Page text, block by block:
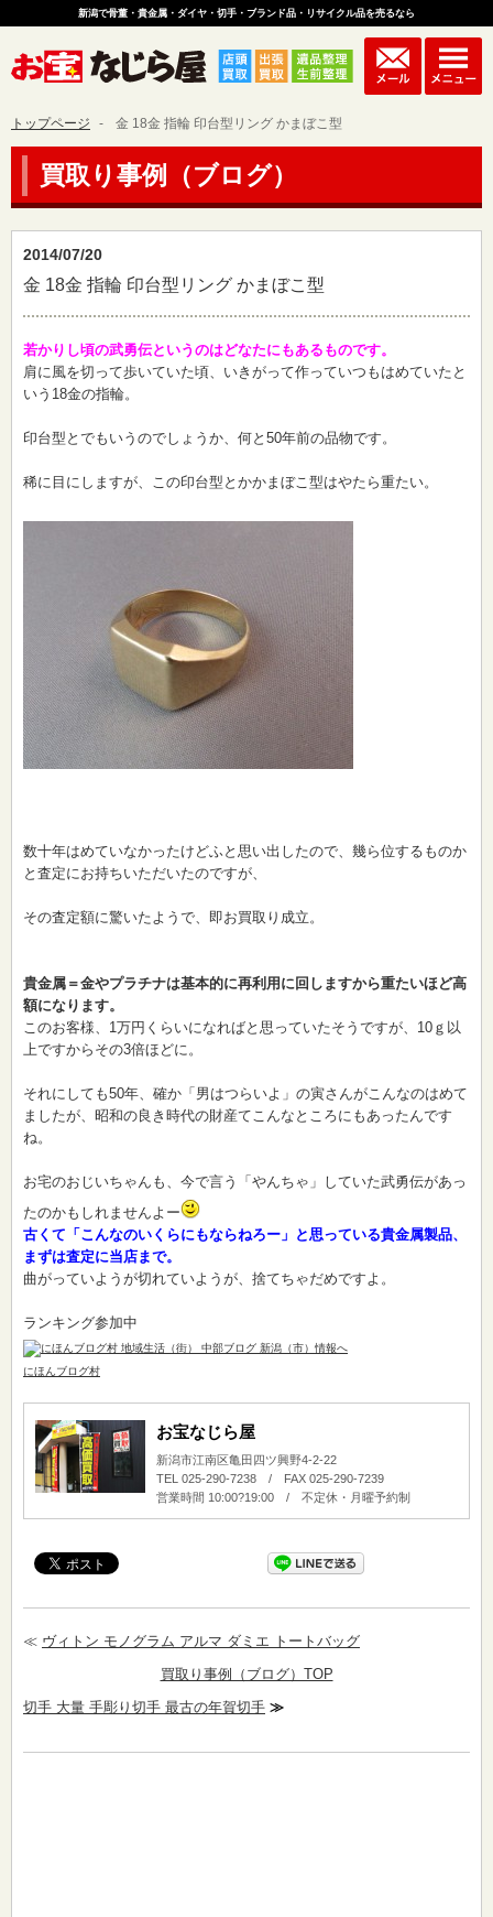
新潟で骨董・貴金属・ダイヤ・切手・ブランド品・リサイクル品を売るなら
トップページ 金 18金 指輪 印台型リング かまぼこ型
買取り事例（ブログ）
2014/07/20
金 18金 指輪 印台型リング かまぼこ型
若かりし頃の武勇伝というのはどなたにもあるものです。
肩に風を切って歩いていた頃、いきがって作っていつもはめていたと
いう18金の指輪。
印台型とでもいうのでしょうか、何と50年前の品物です。
稀に目にしますが、この印台型とかかまぼこ型はやたら重たい。
数十年はめていなかったけどふと思い出したので、幾ら位するものか
と査定にお持ちいただいたのですが、
その査定額に驚いたようで、即お買取り成立。
貴金属＝金やプラチナは基本的に再利用に回しますから重たいほど高
額になります。
このお客様、1万円くらいになればと思っていたそうですが、10ｇ以
上ですからその3倍ほどに。
それにしても50年、確か「男はつらいよ」の寅さんがこんなのはめて
ましたが、昭和の良き時代の財産てこんなところにもあったんです
ね。
お宅のおじいちゃんも、今で言う「やんちゃ」していた武勇伝があっ
たのかもしれませんよー
古くて「こんなのいくらにもならねろー」と思っている貴金属製品、
まずは査定に当店まで。
曲がっていようが切れていようが、捨てちゃだめですよ。
ランキング参加中
にほんブログ村
お宝なじら屋
新潟市江南区亀田四ツ興野4-2-22
TEL 025-290-7238 / FAX 025-290-7239
営業時間 10:00?19:00 / 不定休・月曜予約制
≪ ヴィトン モノグラム アルマ ダミエ トートバッグ
買取り事例（ブログ）TOP
切手 大量 手彫り切手 最古の年賀切手 ≫